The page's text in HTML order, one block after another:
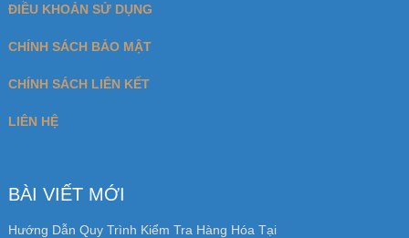
ĐIỀU KHOẢN SỬ DỤNG
CHÍNH SÁCH BẢO MẬT
CHÍNH SÁCH LIÊN KẾT
LIÊN HỆ
BÀI VIẾT MỚI
Hướng Dẫn Quy Trình Kiểm Tra Hàng Hóa Tại